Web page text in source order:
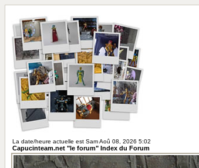
La date/heure actuelle est Sam Aoû 08, 2026 5:02
Capucinteam.net "le forum" Index du Forum